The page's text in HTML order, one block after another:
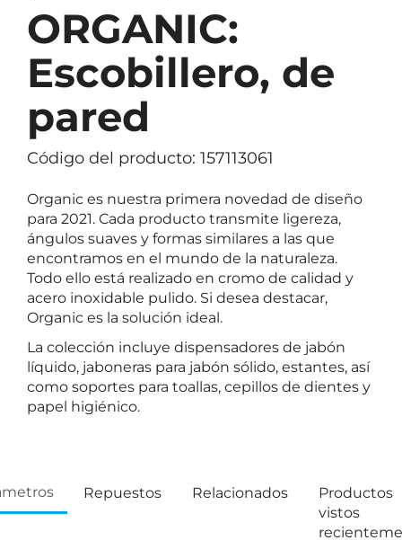
ORGANIC:
Escobillero, de
pared
Código del producto: 157113061
Organic es nuestra primera novedad de diseño
para 2021. Cada producto transmite ligereza,
ángulos suaves y formas similares a las que
encontramos en el mundo de la naturaleza.
Todo ello está realizado en cromo de calidad y
acero inoxidable pulido. Si desea destacar,
Organic es la solución ideal.
La colección incluye dispensadores de jabón
líquido, jaboneras para jabón sólido, estantes, así
como soportes para toallas, cepillos de dientes y
papel higiénico.
Repuestos Relacionados
Productos
vistos